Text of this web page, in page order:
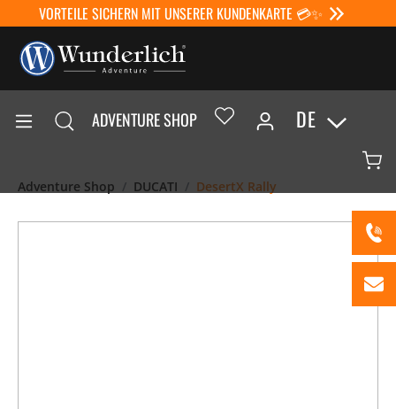
VORTEILE SICHERN MIT UNSERER KUNDENKARTE 💳✨
ADVENTURE SHOP DE
Adventure Shop DUCATI DesertX Rally